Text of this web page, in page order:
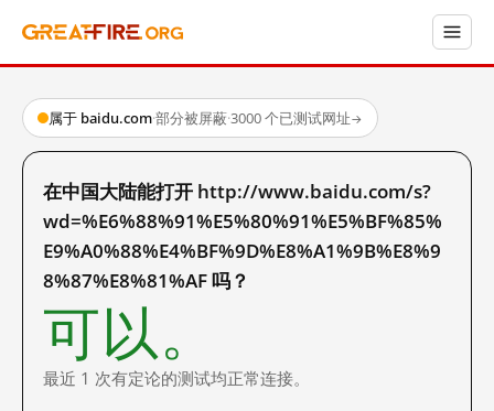
属于 baidu.com·部分被屏蔽·3000 个已测试网址→
在中国大陆能打开 http://www.baidu.com/s?
wd=%E6%88%91%E5%80%91%E5%BF%85%
E9%A0%88%E4%BF%9D%E8%A1%9B%E8%9
8%87%E8%81%AF 吗？
可以。
最近 1 次有定论的测试均正常连接。